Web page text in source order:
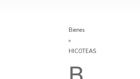
Bienes
»
HICOTEAS